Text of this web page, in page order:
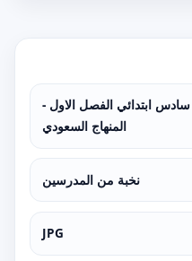
ابتدائي الفصل الاول -
المنهاج السعودي
نخبة من المدرسين
JPG